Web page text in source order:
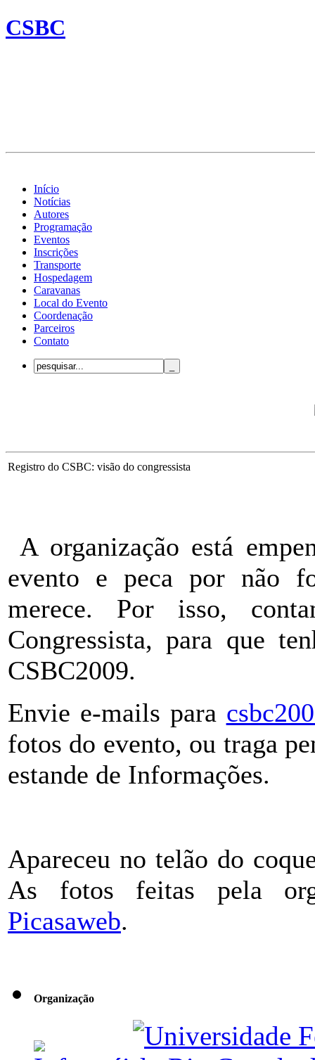
CSBC
Início
Notícias
Autores
Programação
Eventos
Inscrições
Transporte
Hospedagem
Caravanas
Local do Evento
Coordenação
Parceiros
Contato
Registro do CSBC: visão do congressista
A organização está
evento e peca por não
merece. Por isso,
Congressista, para que
CSBC2009.
Envie e-mails para
fotos do evento, ou traga
estande de Informações.
Apareceu no telão do
As fotos feitas pela
Picasaweb.
Organização